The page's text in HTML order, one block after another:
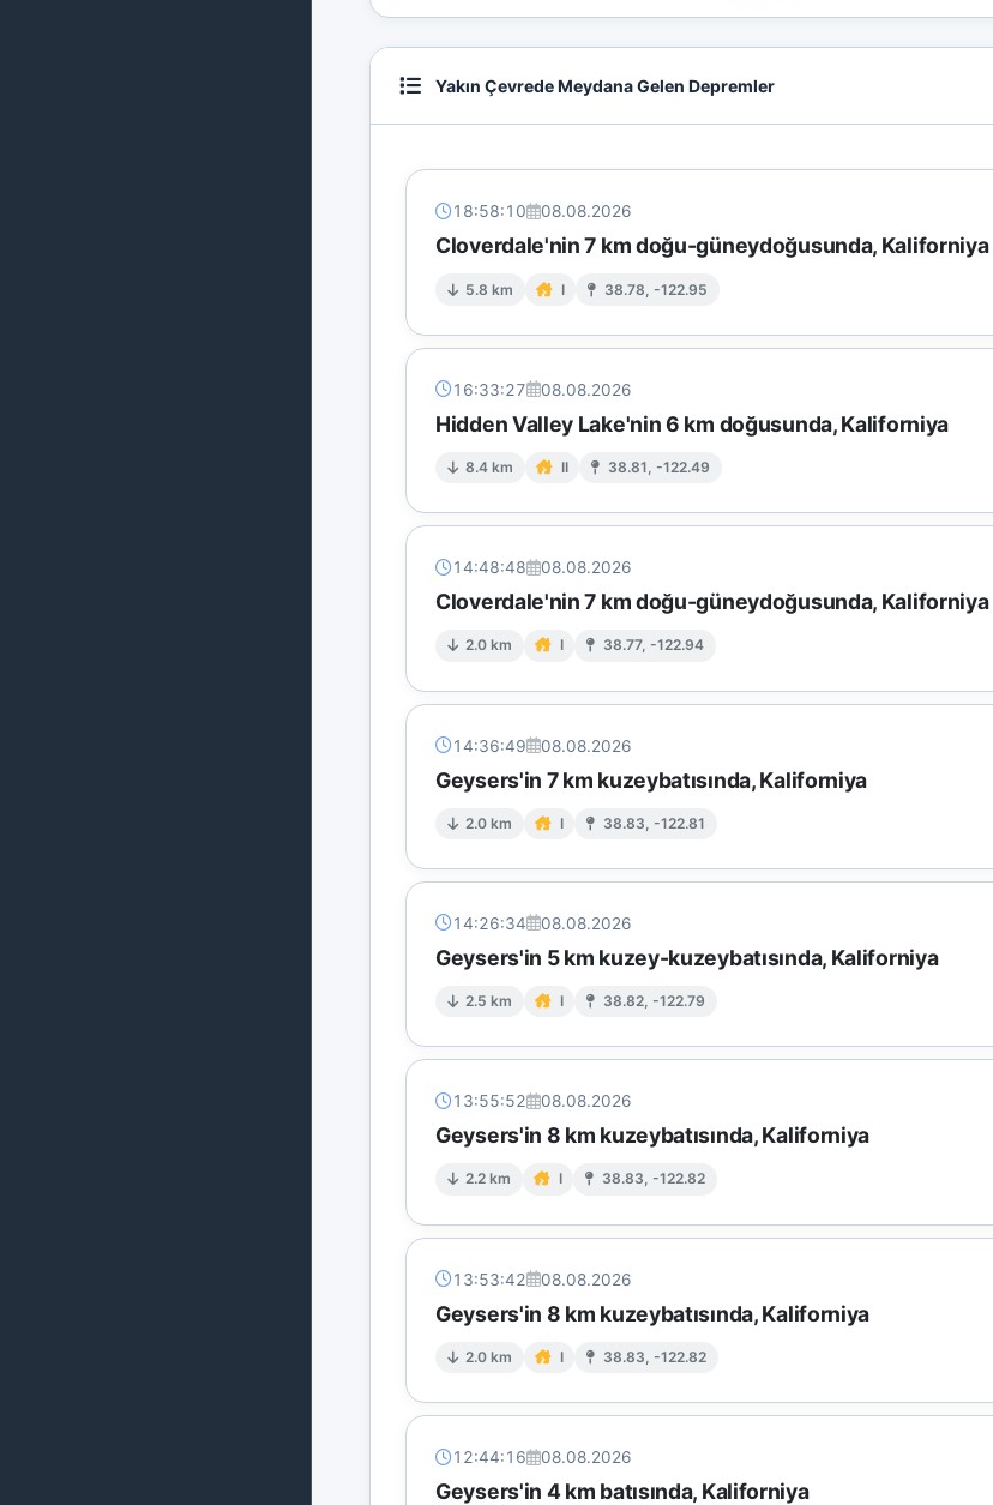
Yakın Çevrede Meydana Gelen Depremler
18:58:10 08.08.2026
Cloverdale'nin 7 km doğu-güneydoğusunda, Kaliforniya
5.8 km I 38.78, -122.95
16:33:27 08.08.2026
Hidden Valley Lake'nin 6 km doğusunda, Kaliforniya
8.4 km II 38.81, -122.49
14:48:48 08.08.2026
Cloverdale'nin 7 km doğu-güneydoğusunda, Kaliforniya
2.0 km I 38.77, -122.94
14:36:49 08.08.2026
Geysers'in 7 km kuzeybatısında, Kaliforniya
2.0 km I 38.83, -122.81
14:26:34 08.08.2026
Geysers'in 5 km kuzey-kuzeybatısında, Kaliforniya
2.5 km I 38.82, -122.79
13:55:52 08.08.2026
Geysers'in 8 km kuzeybatısında, Kaliforniya
2.2 km I 38.83, -122.82
13:53:42 08.08.2026
Geysers'in 8 km kuzeybatısında, Kaliforniya
2.0 km I 38.83, -122.82
12:44:16 08.08.2026
Geysers'in 4 km batısında, Kaliforniya